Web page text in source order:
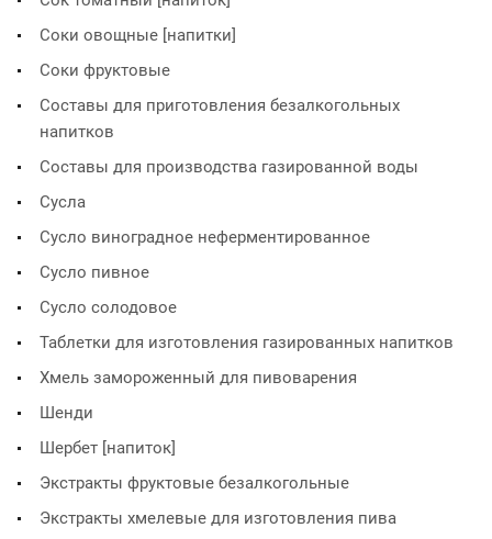
Соки овощные [напитки]
Соки фруктовые
Составы для приготовления безалкогольных
напитков
Составы для производства газированной воды
Сусла
Сусло виноградное неферментированное
Сусло пивное
Сусло солодовое
Таблетки для изготовления газированных напитков
Хмель замороженный для пивоварения
Шенди
Шербет [напиток]
Экстракты фруктовые безалкогольные
Экстракты хмелевые для изготовления пива